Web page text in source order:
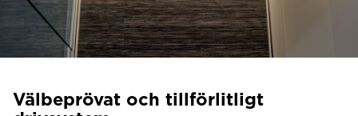
Be om ett offertförslag
Kontakta oss
FAQ
Välbeprövat och tillförlitligt